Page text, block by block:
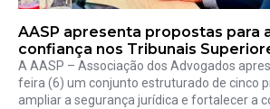
AASP apresenta propostas para
confiança nos Tribunais
A AASP – Associação dos Advogados
feira (6) um conjunto estruturado de cinco
ampliar a segurança jurídica e fortalecer a